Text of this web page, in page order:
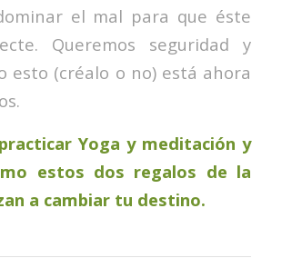
el mal para que éste
Queremos seguridad y
esto (créalo o no) está ahora
Yoga y meditación y
estos dos regalos de la
a cambiar tu destino.